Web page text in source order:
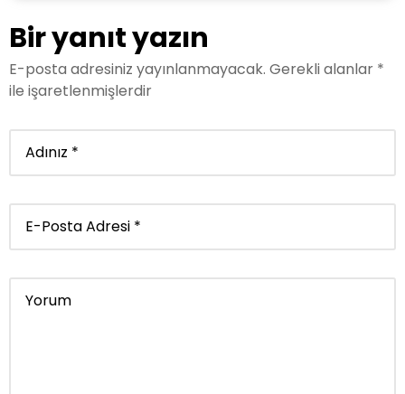
Bir yanıt yazın
E-posta adresiniz yayınlanmayacak. Gerekli alanlar *
ile işaretlenmişlerdir